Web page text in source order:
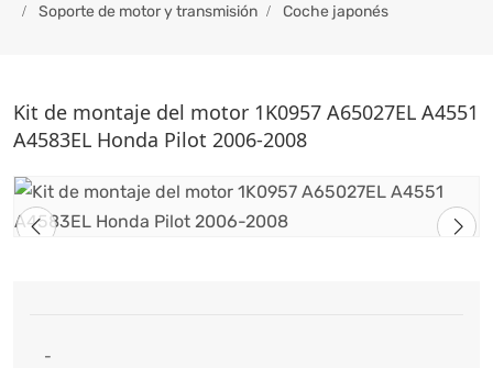
Soporte de motor y transmisión
Coche japonés
Kit de montaje del motor 1K0957 A65027EL A4551
A4583EL Honda Pilot 2006-2008
-